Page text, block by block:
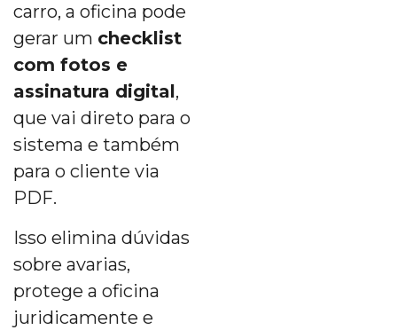
carro, a oficina pode
gerar um checklist
com fotos e
assinatura digital,
que vai direto para o
sistema e também
para o cliente via
PDF.
Isso elimina dúvidas
sobre avarias,
protege a oficina
juridicamente e